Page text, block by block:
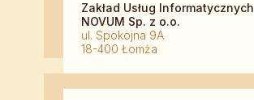
Zakład Usług Informatycznych
NOVUM Sp. z o.o.
ul. Spokojna 9A
18-400 Łomża